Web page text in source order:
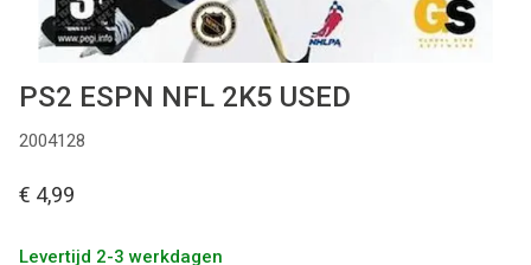
Inkoop
PS2 ESPN NFL 2K5 USED
2004128
€ 4,99
Levertijd 2-3 werkdagen